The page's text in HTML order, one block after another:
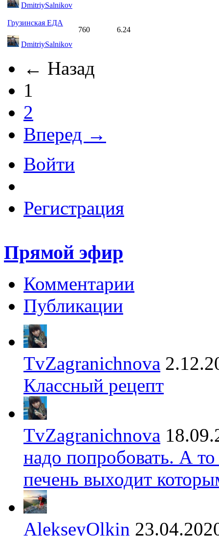
DmitriySalnikov
Грузинская ЕДА
DmitriySalnikov
760 6.24
← Назад
1
2
Вперед →
Войти
Регистрация
Прямой эфир
Комментарии
Публикации
TvZagranichnova
Классный рецепт
TvZagranichnova
надо попробовать. А
печень выходит
AlekseyOlkin